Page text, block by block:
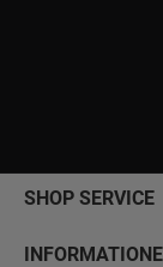
SHOP SERVICE